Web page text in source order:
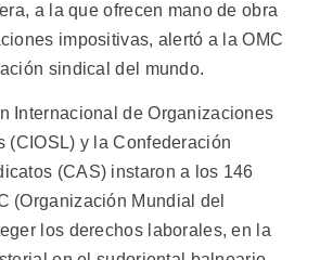
a la que ofrecen mano de obra
impositivas, alertó a la OMC
sindical del mundo.
Internacional de Organizaciones
(CIOSL) y la Confederación
(CAS) instaron a los 146
(Organización Mundial del
los derechos laborales, en la